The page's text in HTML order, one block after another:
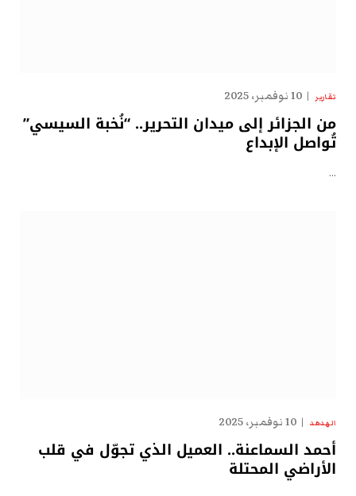
تقارير 10 نوفمبر، 2025
من الجزائر إلى ميدان التحرير.. “نُخبة السيسي”
تُواصل الإبداع
…
الهدهد 10 نوفمبر، 2025
أحمد السماعنة.. العميل الذي تجوّل في قلب
الأراضي المحتلة